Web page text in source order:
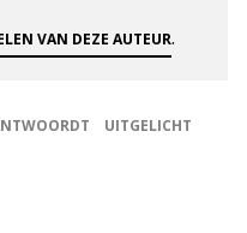
VAN DEZE AUTEUR.
UITGELICHT